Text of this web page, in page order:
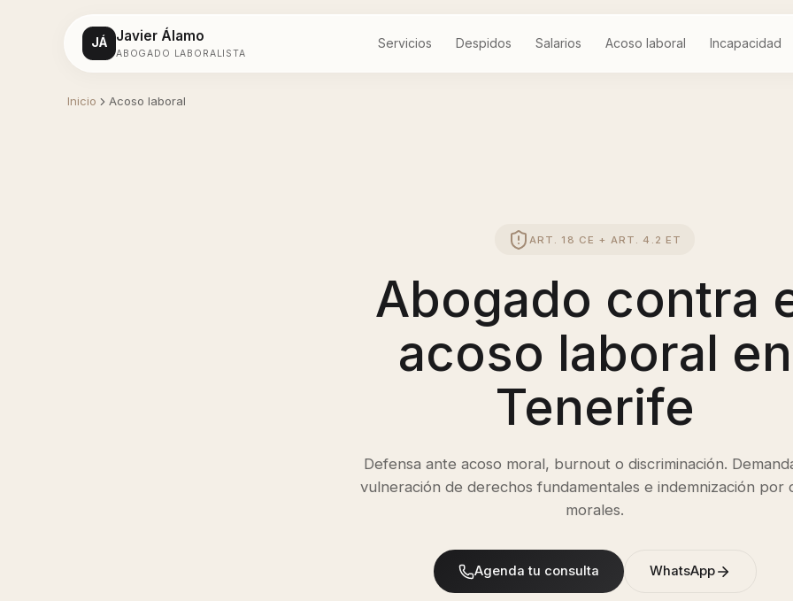
JÁ Javier Álamo
ABOGADO LABORALISTA
Servicios Despidos Salarios Acoso laboral Incapacidad
Inicio Acoso laboral
ART. 18 CE + ART. 4.2 ET
Abogado contra
acoso laboral en
Tenerife
Defensa ante acoso moral, burnout o discriminación.
vulneración de derechos fundamentales e indemnización por
morales.
Agenda tu consulta WhatsApp